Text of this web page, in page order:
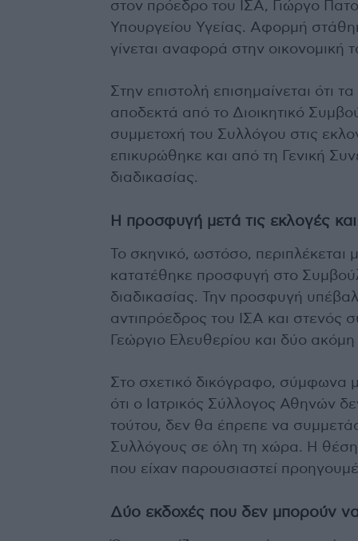
στον πρόεδρο του ΙΣΑ, Γιώργο
Υπουργείου Υγείας. Αφορμή
γίνεται αναφορά στην οικονομική
Στην επιστολή επισημαίνεται ότι
αποδεκτά από το Διοικητικό
συμμετοχή του Συλλόγου στις
επικυρώθηκε και από τη Γενική
διαδικασίας.
Η προσφυγή μετά τις εκλογές και
Το σκηνικό, ωστόσο,
κατατέθηκε προσφυγή στο
διαδικασίας. Την προσφυγή
αντιπρόεδρος του ΙΣΑ και στενός
Γεώργιο Ελευθερίου και δύο
Στο σχετικό δικόγραφο, σύμφωνα
ότι ο Ιατρικός Σύλλογος Αθηνών
τούτου, δεν θα έπρεπε να
Συλλόγους σε όλη τη χώρα. Η θέση
που είχαν παρουσιαστεί
Δύο εκδοχές που δεν μπορούν